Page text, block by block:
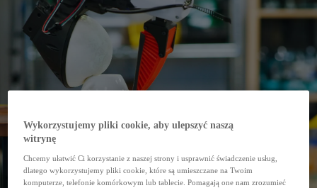
Wykorzystujemy pliki cookie, aby ulepszyć naszą
witrynę
Chcemy ułatwić Ci korzystanie z naszej strony i usprawnić świadczenie usług,
dlatego wykorzystujemy pliki cookie, które są umieszczane na Twoim
komputerze, telefonie komórkowym lub tablecie. Pomagają one nam zrozumieć